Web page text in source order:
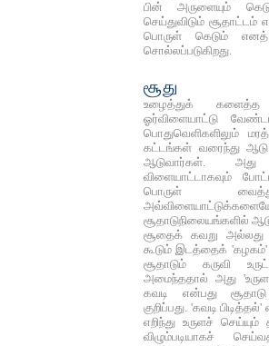
பின் அருளையும்
செய்துவிடும் சூதாட்டம்
பொருள் கெடும் எனத்
சொல்லப்படுகிறது.
சூது
உழைத்துக் களைத்த
ஓர்விளையாட்டு
பொதுவெளிகளிலும்
கட்டங்கள் வரைந்து
ஆடுவார்கள். அது
விளையாட்டாகவும்
பொருள்
சூதாடுநிலையங்களில்
சூதைக் கவறு அல்லது
கூடும்‌ இடத்தைக் 'கழகம்'
சூதாடும்‌ கருவி
அமைந்ததால் அது
கவடி என்பது
குறிப்பது. 'கவடி
எறிந்து உருளச்
விழும்படியாகச்